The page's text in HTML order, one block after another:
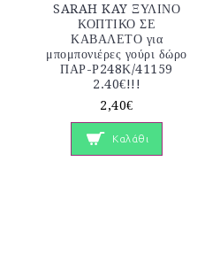
SARAH KAY ΞΥΛΙΝΟ
ΚΟΠΤΙΚΟ ΣΕ
ΚΑΒΑΛΕΤΟ για
μπομπονιέρες γούρι δώρο
ΠΑΡ-Ρ248Κ/41159
2.40€!!!
2,40€
Καλάθι